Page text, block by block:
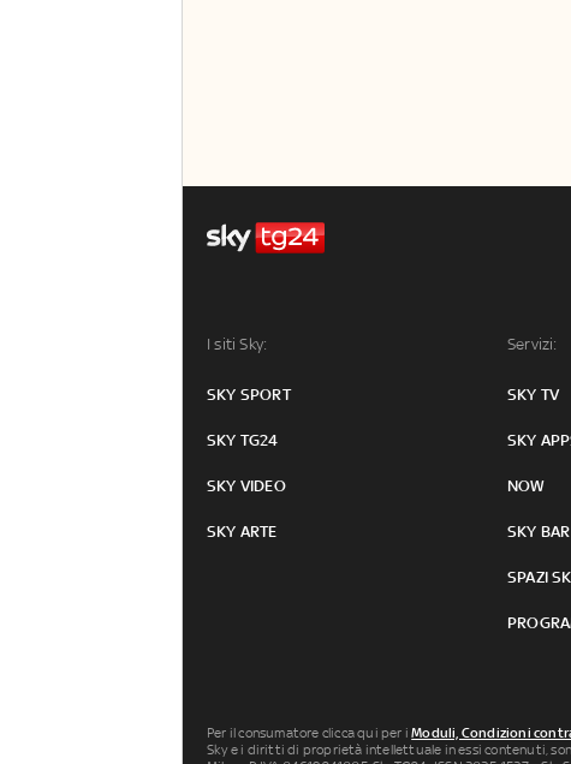
I siti Sky:
SKY SPORT
SKY TG24
SKY VIDEO
SKY ARTE
Servizi:
SKY TV
SKY
NOW
SKY BAR
SPAZI
Per il consumatore clicca qui per iModuli, Condizioni
Sky e i diritti di proprietà intellettuale in essi contenuti,